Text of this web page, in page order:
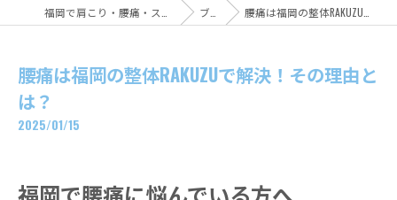
ブログ 腰痛は福岡の整体RAKUZUで解決！その理由とは？
腰痛は福岡の整体RAKUZUで解決！その理由と
は？
2025/01/15